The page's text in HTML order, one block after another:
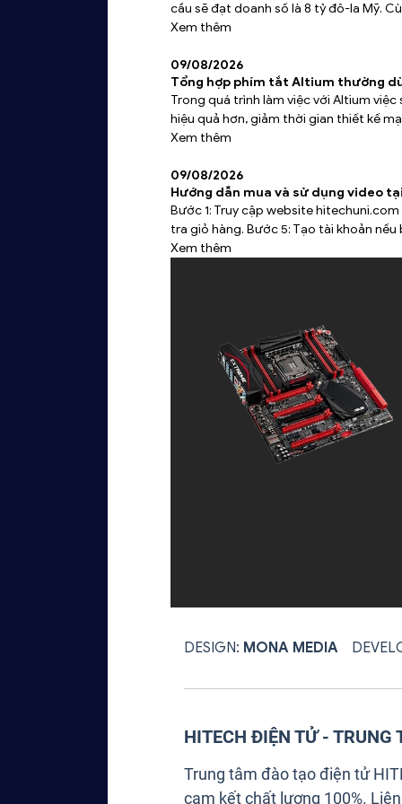
cầu sẽ đạt doanh số là 8 tỷ đô-la Mỹ.
Xem thêm
09/08/2026
Tổng hợp phím tắt Altium thường
Trong quá trình làm việc với Altium
hiệu quả hơn, giảm thời gian thiết kế
Xem thêm
09/08/2026
Hướng dẫn mua và sử dụng video
Bước 1: Truy cập website
tra giỏ hàng. Bước 5: Tạo tài khoản
Xem thêm
DESIGN: MONA MEDIA
HITECH ĐIỆN TỬ - TRUNG
Trung tâm đào tạo điện tử
cam kết chất lượng 100%.